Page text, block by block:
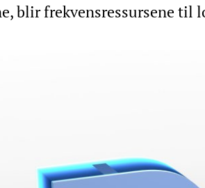
blir frekvensressursene til